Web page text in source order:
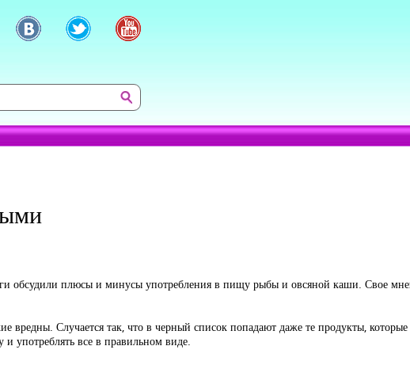
обсудили плюсы и минусы употребления в пищу рыбы и овсяной каши. Свое
вредны. Случается так, что в черный список попадают даже те продукты, которые
употреблять все в правильном виде.